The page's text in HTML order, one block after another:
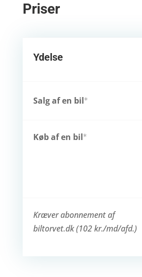
Priser
Ydelse
Salg af en bil*
Køb af en bil*
Kræver abonnement af
biltorvet.dk (102 kr./md/afd.)